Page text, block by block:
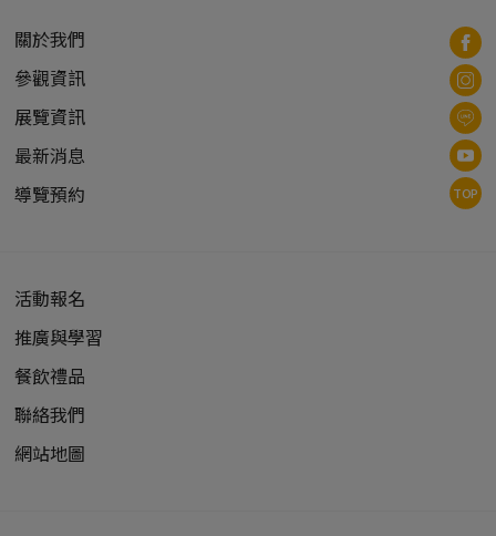
關於我們
參觀資訊
展覽資訊
最新消息
導覽預約
活動報名
推廣與學習
餐飲禮品
聯絡我們
網站地圖
TOP